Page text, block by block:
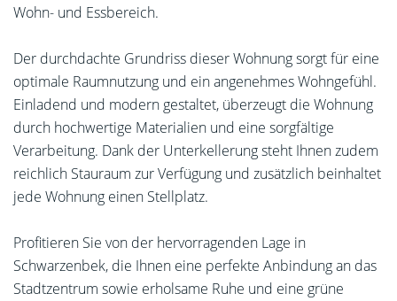
Wohn- und Essbereich.
Der durchdachte Grundriss dieser Wohnung sorgt für eine
optimale Raumnutzung und ein angenehmes Wohngefühl.
Einladend und modern gestaltet, überzeugt die Wohnung
durch hochwertige Materialien und eine sorgfältige
Verarbeitung. Dank der Unterkellerung steht Ihnen zudem
reichlich Stauraum zur Verfügung und zusätzlich beinhaltet
jede Wohnung einen Stellplatz.
Profitieren Sie von der hervorragenden Lage in
Schwarzenbek, die Ihnen eine perfekte Anbindung an das
Stadtzentrum sowie erholsame Ruhe und eine grüne